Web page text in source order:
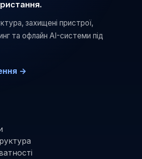
захищені пристрої,
та офлайн AI-системи під
→